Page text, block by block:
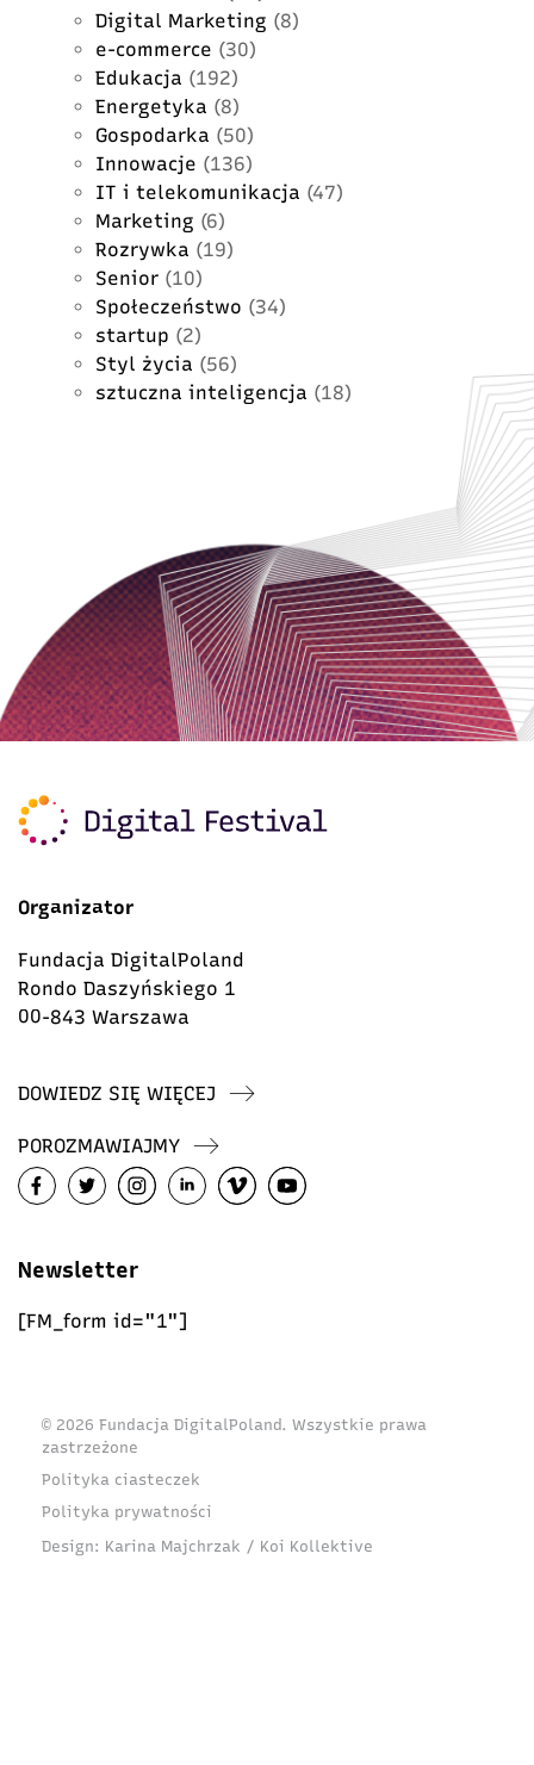
Digital Marketing (8)
e-commerce (30)
Edukacja (192)
Energetyka (8)
Gospodarka (50)
Innowacje (136)
IT i telekomunikacja (47)
Marketing (6)
Rozrywka (19)
Senior (10)
Społeczeństwo (34)
startup (2)
Styl życia (56)
sztuczna inteligencja (18)
Organizator
Fundacja DigitalPoland
Rondo Daszyńskiego 1
00-843 Warszawa
DOWIEDZ SIĘ WIĘCEJ
POROZMAWIAJMY
Newsletter
[FM_form id="1"]
© 2026 Fundacja DigitalPoland. Wszystkie prawa
zastrzeżone
Polityka ciasteczek
Polityka prywatności
Design: Karina Majchrzak / Koi Kollektive